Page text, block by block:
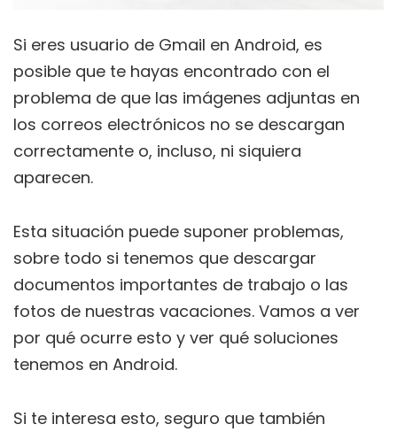
Si eres usuario de Gmail en Android, es
posible que te hayas encontrado con el
problema de que las imágenes adjuntas en
los correos electrónicos no se descargan
correctamente o, incluso, ni siquiera
aparecen.
Esta situación puede suponer problemas,
sobre todo si tenemos que descargar
documentos importantes de trabajo o las
fotos de nuestras vacaciones. Vamos a ver
por qué ocurre esto y ver qué soluciones
tenemos en Android.
Si te interesa esto, seguro que también